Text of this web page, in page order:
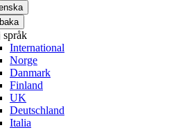
International
Norge
Danmark
Finland
UK
Deutschland
Italia